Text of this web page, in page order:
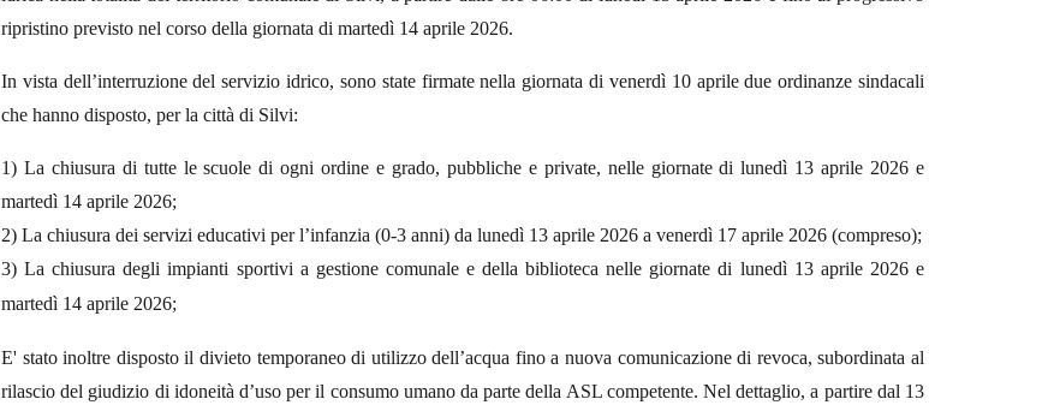
ripristino previsto nel corso della giornata di martedì 14 aprile 2026.
In vista dell’interruzione del servizio idrico, sono state firmate nella giornata di venerdì 10 aprile due ordinanze sindacali
che hanno disposto, per la città di Silvi:
1) La chiusura di tutte le scuole di ogni ordine e grado, pubbliche e private, nelle giornate di lunedì 13 aprile 2026 e
martedì 14 aprile 2026;
2) La chiusura dei servizi educativi per l’infanzia (0-3 anni) da lunedì 13 aprile 2026 a venerdì 17 aprile 2026 (compreso);
3) La chiusura degli impianti sportivi a gestione comunale e della biblioteca nelle giornate di lunedì 13 aprile 2026 e
martedì 14 aprile 2026;
E' stato inoltre disposto il divieto temporaneo di utilizzo dell’acqua fino a nuova comunicazione di revoca, subordinata al
rilascio del giudizio di idoneità d’uso per il consumo umano da parte della ASL competente. Nel dettaglio, a partire dal 13